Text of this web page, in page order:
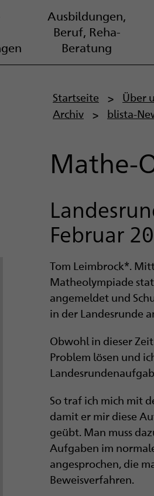
Ausbildungen,
Beruf, Reha-
Beratung
P
f
a
d
n
a
v
i
g
a
t
i
o
n
Startseite Über
Archiv
blista-
Mathe-
Februar
Tom Leimbrock*.
Matheolympiade
angemeldet und
in der Landesrunde
Obwohl in dieser
Problem lösen und
So traf ich mich mit
damit er mir diese
geübt. Man muss
Aufgaben im
angesprochen, die
Beweisverfahren.